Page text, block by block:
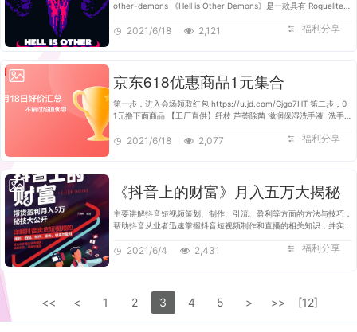
other-demons 《Hell is Other Demons》是一款具有 Roguelite
了恶魔、过度疯狂酷炫的…
福利分享
2021/6/18 2,121
京东618优惠商品1元集合
第一步，进入会场领取红包 https://u.jd.com/Gjgo7HT 第二步，0-
1元撸下面商品 【工厂直供】纤枝 芦荟除菌 滋润保湿洗手液 洗手液
袜子男女短袜中筒袜…
福利分享
2021/6/18 2,077
《抖音上的财富》月入五万大揭秘
主要讲解抖音短视频策划、制作、引流、盈利等方面的方法与技巧，
帮助抖音从业者迅速掌握抖音短视频制作和直播的相关知识，并实现
音在短视频平台中成为…
福利分享
2021/6/4 2,431
<< < 1 2 3 4 5 > >> [12]